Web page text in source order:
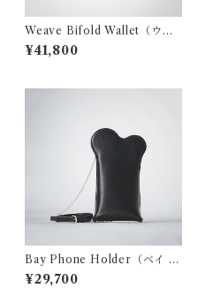
Weave Bifold Wallet（ウィ
ーヴ バイフォールド ウォレッ
ト）- brown
¥41,800
Bay Phone Holder（ベイ フ
ォン ホルダー）- black
¥29,700